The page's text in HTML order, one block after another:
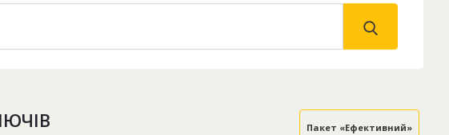
Пакет «Ефективний»